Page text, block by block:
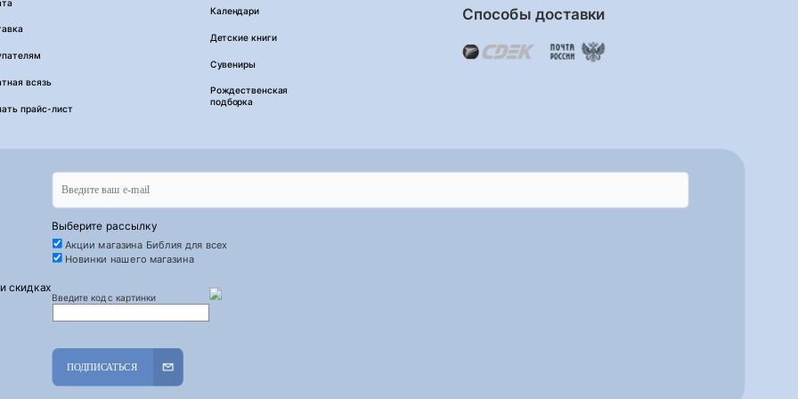
всязь
прайс-лист
Календари
Детские книги
Сувениры
Рождественская
подборка
Способы доставки
скидках
Выберите рассылку
Акции магазина Библия для всех
Новинки нашего магазина
Введите код с картинки
ПОДПИСАТЬСЯ